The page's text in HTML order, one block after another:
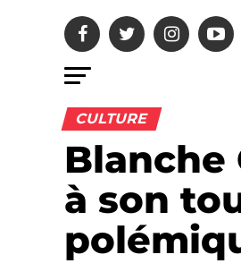
CULTURE
Blanche
à son